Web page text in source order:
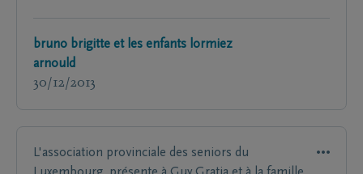
bruno brigitte et les enfants lormiez
arnould
30/12/2013
L'association provinciale des seniors du